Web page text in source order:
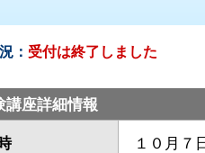
： 受付は終了しました
講座詳細情報
１０月７